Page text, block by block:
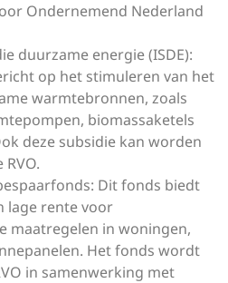
Ondernemend Nederland
duurzame energie (ISDE):
op het stimuleren van het
warmtebronnen, zoals
biomassaketels
deze subsidie kan worden
Dit fonds biedt
lage rente voor
maatregelen in woningen,
Het fonds wordt
in samenwerking met